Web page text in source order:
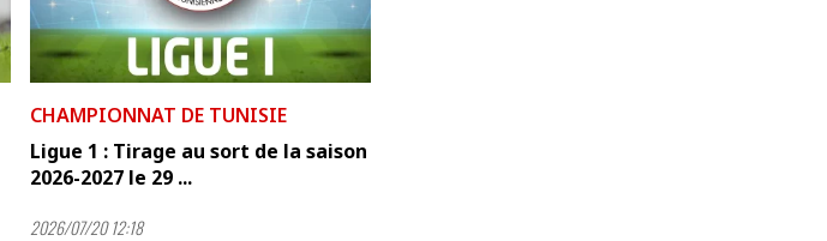
CHAMPIONNAT DE TUNISIE
Ligue 1 : Tirage au sort de la saison
2026-2027 le 29 ...
2026/07/20 12:18